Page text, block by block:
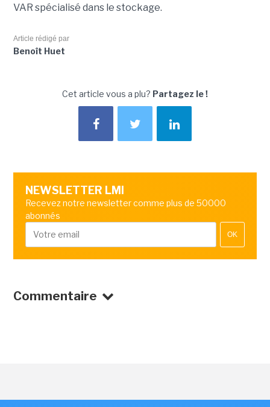
VAR spécialisé dans le stockage.
Article rédigé par
Benoît Huet
Cet article vous a plu? Partagez le !
NEWSLETTER LMI
Recevez notre newsletter comme plus de 50000
abonnés
OK
Commentaire